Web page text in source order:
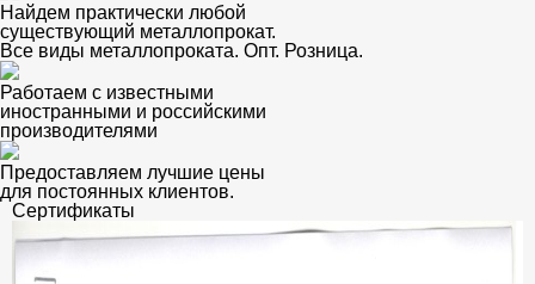
Найдем практически любой
существующий металлопрокат.
Все виды металлопроката. Опт. Розница.
Работаем с известными
иностранными и российскими
производителями
Предоставляем лучшие цены
для постоянных клиентов.
Сертификаты